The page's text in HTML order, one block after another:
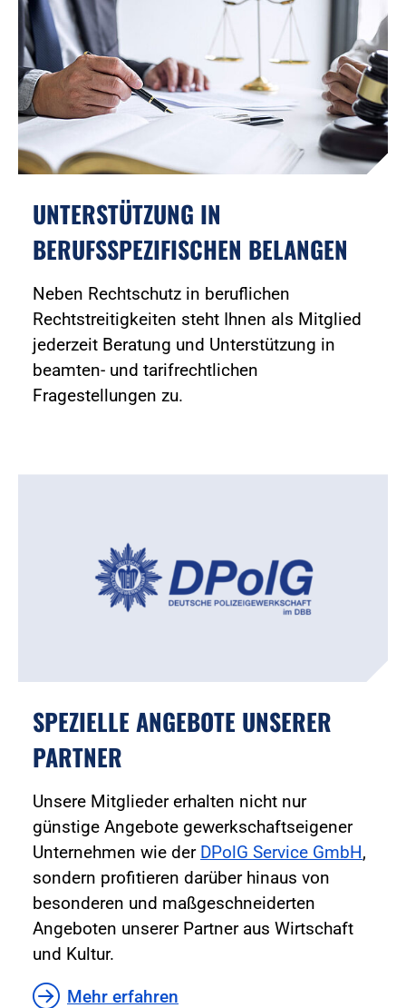
UNTERSTÜTZUNG IN
BERUFSSPEZIFISCHEN BELANGEN
Neben Rechtschutz in beruflichen
Rechtstreitigkeiten steht Ihnen als Mitglied
jederzeit Beratung und Unterstützung in
beamten- und tarifrechtlichen
Fragestellungen zu.
SPEZIELLE ANGEBOTE UNSERER
PARTNER
Unsere Mitglieder erhalten nicht nur
günstige Angebote gewerkschaftseigener
Unternehmen wie der DPolG Service GmbH,
sondern profitieren darüber hinaus von
besonderen und maßgeschneiderten
Angeboten unserer Partner aus Wirtschaft
und Kultur.
Mehr erfahren